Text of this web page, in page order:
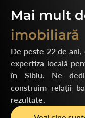
Mai mult
imobiliară
De peste 22 de
expertiza locală
în Sibiu. Ne
construim relații
rezultate.